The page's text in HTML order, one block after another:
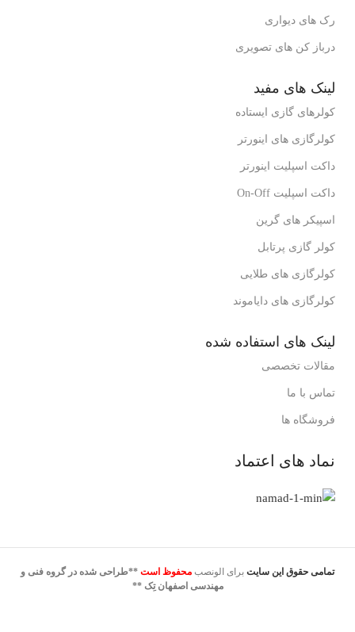
رک های دیواری
درباز کن های تصویری
لینک های مفید
کولرهای گازی ایستاده
کولرگازی های اینورتر
داکت اسپلیت اینورتر
داکت اسپلیت On-Off
اسپیکر های گرین
کولر گازی پرتابل
کولرگازی های طلایی
کولرگازی های دایاموند
لینک های استفاده شده
مقالات تخصصی
تماس با ما
فروشگاه ها
نماد های اعتماد
تمامی حقوق این سایت برای الونصب محفوظ است **طراحی شده در گروه فنی و
مهندسی اصفهان تِک **